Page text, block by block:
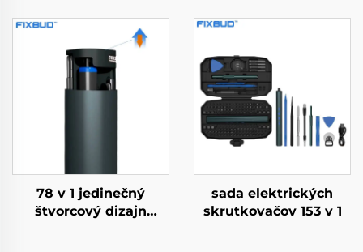
78 v 1 jedinečný
štvorcový dizajn
sada elektrických
skrutkovačov 153 v 1